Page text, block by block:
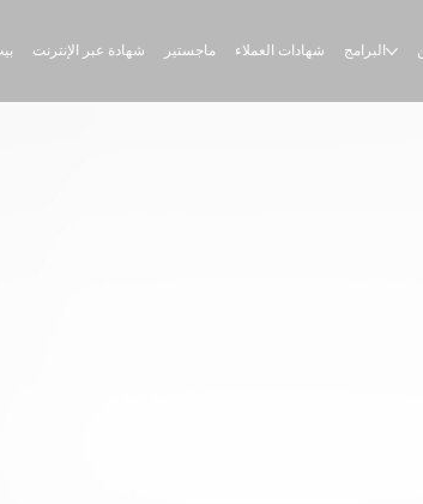
شهادة عبر الإنترنت ماجستير شهادات العملاء البرامج